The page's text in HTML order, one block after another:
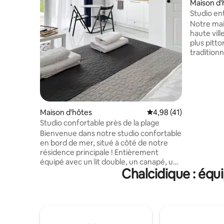
Maison d'hôtes Évaluation moyenne
4,98 (41)
Studio confortable près de la plage
Bienvenue dans notre studio confortable
en bord de mer, situé à côté de notre
résidence principale ! Entièrement
équipé avec un lit double, un canapé, une
télévision et une cuisine, il est parfait
pour les couples à la recherche d’une
Maison
Studio
maison
Notre
haute
plus
Chalcidique :